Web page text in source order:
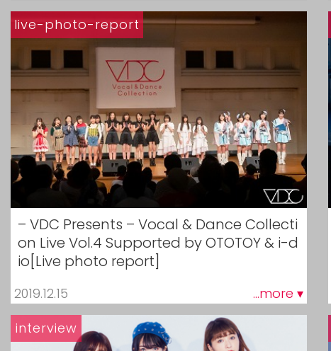
– VDC Presents – Vocal & Dance Collecti
on Live Vol.4 Supported by OTOTOY & i-d
io[Live photo report]
2019.12.15 ...more ▾
live-photo-report
interview